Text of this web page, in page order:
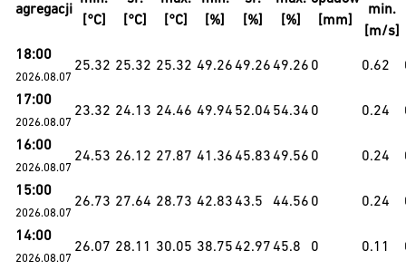
agregacji
[°C]
[°C]
[°C]
[%]
[%]
[%]
[mm]
min.
[m/s]
18:00
2026.08.07
25.32 25.32 25.32 49.2649.2649.26 0 0.62
17:00
2026.08.07
23.32 24.13 24.46 49.94 52.04 54.34 0 0.24
16:00
2026.08.07
24.53 26.12 27.87 41.3645.8349.56 0 0.24
15:00
2026.08.07
26.73 27.64 28.73 42.8343.5 44.56 0 0.24
14:00
2026.08.07
26.07 28.11 30.05 38.7542.9745.8 0 0.11